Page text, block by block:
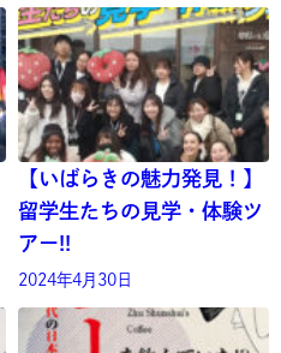
【いばらきの魅力発見！】
留学生たちの見学・体験ツ
アー!!
2024年4月30日